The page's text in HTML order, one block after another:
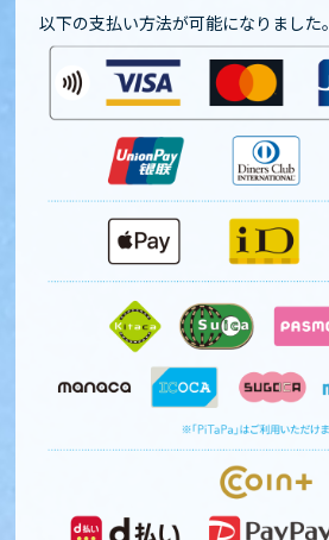
以下の支払い方法が可能になりました。